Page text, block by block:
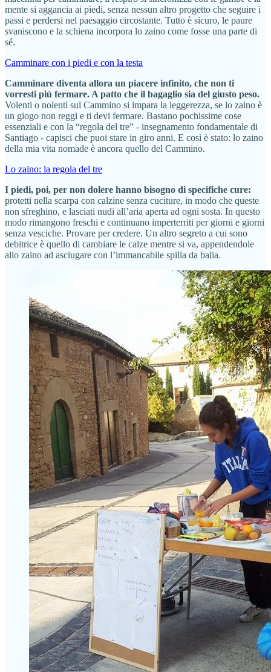
mente si aggancia ai piedi, senza nessun altro progetto che seguire i
passi e perdersi nel paesaggio circostante. Tutto è sicuro, le paure
svaniscono e la schiena incorpora lo zaino come fosse una parte di
sé.
Camminare con i piedi e con la testa
Camminare diventa allora un piacere infinito, che non ti
vorresti più fermare. A patto che il bagaglio sia del giusto peso.
Volenti o nolenti sul Cammino si impara la leggerezza, se lo zaino è
un giogo non reggi e ti devi fermare. Bastano pochissime cose
essenziali e con la “regola del tre” - insegnamento fondamentale di
Santiago - capisci che puoi stare in giro anni. E così è stato: lo zaino
della mia vita nomade è ancora quello del Cammino.
Lo zaino: la regola del tre
I piedi, poi, per non dolere hanno bisogno di specifiche cure:
protetti nella scarpa con calzine senza cuciture, in modo che queste
non sfreghino, e lasciati nudi all’aria aperta ad ogni sosta. In questo
modo rimangono freschi e continuano imperterriti per giorni e giorni
senza vesciche. Provare per credere. Un altro segreto a cui sono
debitrice è quello di cambiare le calze mentre si va, appendendole
allo zaino ad asciugare con l’immancabile spilla da balia.